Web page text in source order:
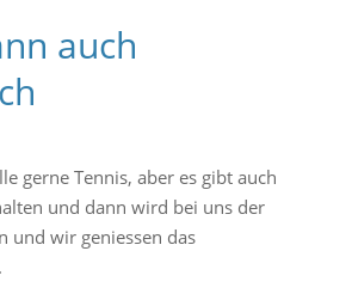
auch
gerne Tennis, aber es gibt auch
und dann wird bei uns der
und wir geniessen das